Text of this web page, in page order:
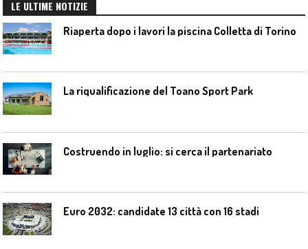
LE ULTIME NOTIZIE
Riaperta dopo i lavori la piscina Colletta di Torino
La riqualificazione del Toano Sport Park
Costruendo in luglio: si cerca il partenariato
Euro 2032: candidate 13 città con 16 stadi